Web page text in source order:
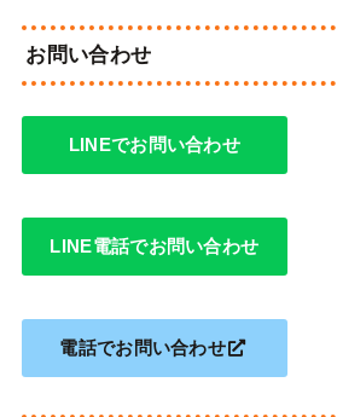
お問い合わせ
LINEでお問い合わせ
LINE電話でお問い合わせ
電話でお問い合わせ